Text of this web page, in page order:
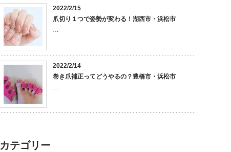
2022/2/15
爪切り１つで姿勢が変わる！湖西市・浜松市
…
2022/2/14
巻き爪補正ってどうやるの？豊橋市・浜松市
…
カテゴリー